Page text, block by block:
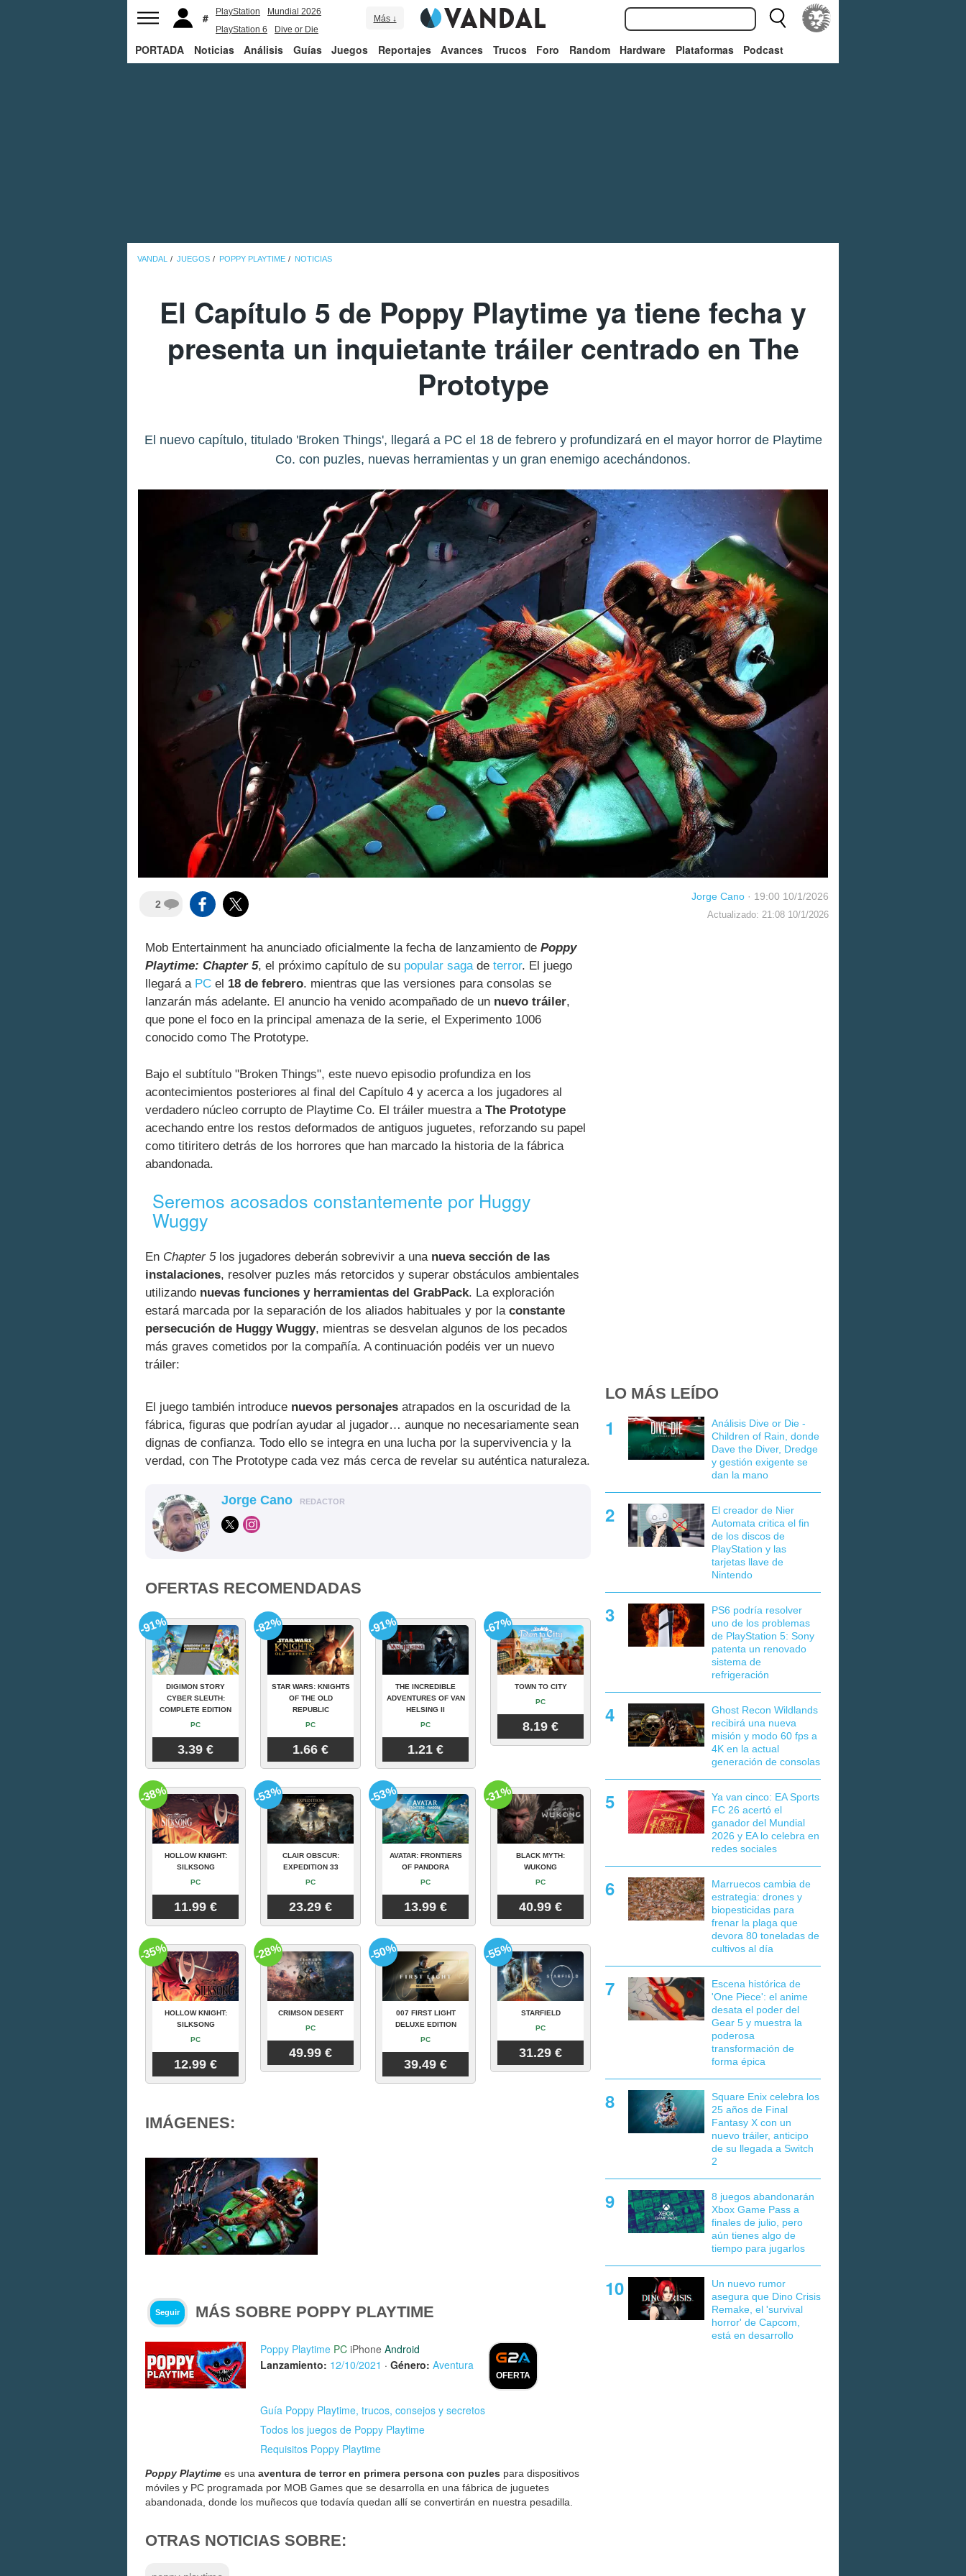
PlayStation
Mundial 2026
PlayStation 6
Dive or Die
Más ↓
PORTADA Noticias Análisis Guías Juegos Reportajes Avances Trucos Foro Random Hardware Plataformas Podcast
VANDAL JUEGOS POPPY PLAYTIME NOTICIAS
El Capítulo 5 de Poppy Playtime ya tiene fecha y
presenta un inquietante tráiler centrado en The
Prototype
El nuevo capítulo, titulado 'Broken Things', llegará a PC el 18 de febrero y profundizará en el mayor horror de Playtime
Co. con puzles, nuevas herramientas y un gran enemigo acechándonos.
2
Jorge Cano · 19:00 10/1/2026
Actualizado: 21:08 10/1/2026
Mob Entertainment ha anunciado oficialmente la fecha de lanzamiento de Poppy
Playtime: Chapter 5, el próximo capítulo de su popular sagade terror. El juego
llegará a PC el 18 de febrero. mientras que las versiones para consolas se
lanzarán más adelante. El anuncio ha venido acompañado de un nuevo tráiler,
que pone el foco en la principal amenaza de la serie, el Experimento 1006
conocido como The Prototype.
Bajo el subtítulo "Broken Things", este nuevo episodio profundiza en los
acontecimientos posteriores al final del Capítulo 4 y acerca a los jugadores al
verdadero núcleo corrupto de Playtime Co. El tráiler muestra a The Prototype
acechando entre los restos deformados de antiguos juguetes, reforzando su papel
como titiritero detrás de los horrores que han marcado la historia de la fábrica
abandonada.
Seremos acosados constantemente por Huggy
Wuggy
En Chapter 5los jugadores deberán sobrevivir a una nueva sección de las
instalaciones, resolver puzles más retorcidos y superar obstáculos ambientales
utilizando nuevas funciones y herramientas del GrabPack. La exploración
estará marcada por la separación de los aliados habituales y por la constante
persecución de Huggy Wuggy, mientras se desvelan algunos de los pecados
más graves cometidos por la compañía. A continuación podéis ver un nuevo
tráiler:
El juego también introduce nuevos personajes atrapados en la oscuridad de la
fábrica, figuras que podrían ayudar al jugador… aunque no necesariamente sean
dignas de confianza. Todo ello se integra en una lucha por la supervivencia y la
verdad, con The Prototype cada vez más cerca de revelar su auténtica naturaleza.
Jorge Cano REDACTOR
OFERTAS RECOMENDADAS
DIGIMON STORY
CYBER SLEUTH:
COMPLETE EDITION
PC
3.39 €
-91%
STAR WARS: KNIGHTS
OF THE OLD
REPUBLIC
PC
1.66 €
-82%
THE INCREDIBLE
ADVENTURES OF VAN
HELSING II
PC
1.21 €
-91%
TOWN TO CITY
PC
8.19 €
-67%
HOLLOW KNIGHT:
SILKSONG
PC
11.99 €
-38%
CLAIR OBSCUR:
EXPEDITION 33
PC
23.29 €
-53%
AVATAR: FRONTIERS
OF PANDORA
PC
13.99 €
-53%
BLACK MYTH:
WUKONG
PC
40.99 €
-31%
HOLLOW KNIGHT:
SILKSONG
PC
12.99 €
-35%
CRIMSON DESERT
PC
49.99 €
-28%
007 FIRST LIGHT
DELUXE EDITION
PC
39.49 €
-50%
STARFIELD
PC
31.29 €
-55%
IMÁGENES:
Seguir MÁS SOBRE POPPY PLAYTIME
Poppy Playtime PC iPhone Android
Lanzamiento: 12/10/2021 · Género: Aventura
OFERTA
Guía Poppy Playtime, trucos, consejos y secretos
Todos los juegos de Poppy Playtime
Requisitos Poppy Playtime
Poppy Playtime es una aventura de terror en primera persona con puzles para dispositivos
móviles y PC programada por MOB Games que se desarrolla en una fábrica de juguetes
abandonada, donde los muñecos que todavía quedan allí se convertirán en nuestra pesadilla.
OTRAS NOTICIAS SOBRE:
LO MÁS LEÍDO
Análisis Dive or Die -
Children of Rain, donde
Dave the Diver, Dredge
y gestión exigente se
dan la mano
El creador de Nier
Automata critica el fin
de los discos de
PlayStation y las
tarjetas llave de
Nintendo
PS6 podría resolver
uno de los problemas
de PlayStation 5: Sony
patenta un renovado
sistema de
refrigeración
Ghost Recon Wildlands
recibirá una nueva
misión y modo 60 fps a
4K en la actual
generación de consolas
Ya van cinco: EA Sports
FC 26 acertó el
ganador del Mundial
2026 y EA lo celebra en
redes sociales
Marruecos cambia de
estrategia: drones y
biopesticidas para
frenar la plaga que
devora 80 toneladas de
cultivos al día
Escena histórica de
'One Piece': el anime
desata el poder del
Gear 5 y muestra la
poderosa
transformación de
forma épica
Square Enix celebra los
25 años de Final
Fantasy X con un
nuevo tráiler, anticipo
de su llegada a Switch
2
8 juegos abandonarán
Xbox Game Pass a
finales de julio, pero
aún tienes algo de
tiempo para jugarlos
Un nuevo rumor
asegura que Dino Crisis
Remake, el 'survival
horror' de Capcom,
está en desarrollo